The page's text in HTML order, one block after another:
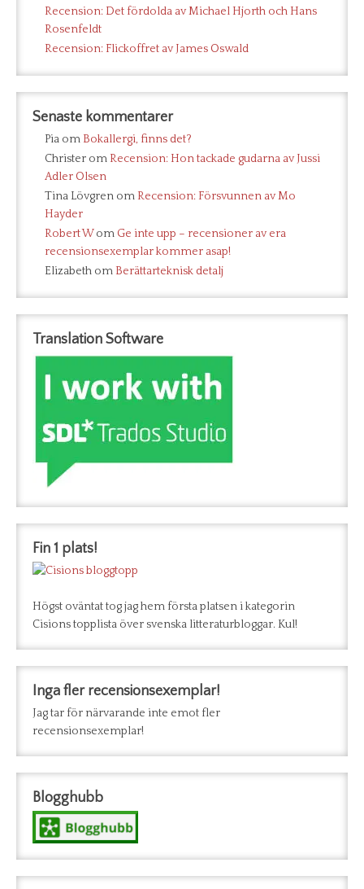
Recension: Det fördolda av Michael Hjorth och Hans
Rosenfeldt
Recension: Flickoffret av James Oswald
Senaste kommentarer
Pia om Bokallergi, finns det?
Christer om Recension: Hon tackade gudarna av Jussi
Adler Olsen
Tina Lövgren om Recension: Försvunnen av Mo
Hayder
Robert Wom Ge inte upp – recensioner av era
recensionsexemplar kommer asap!
Elizabeth om Berättarteknisk detalj
Translation Software
Fin 1 plats!
Högst oväntat tog jag hem första platsen i kategorin
Cisions topplista över svenska litteraturbloggar. Kul!
Inga fler recensionsexemplar!
Jag tar för närvarande inte emot fler
recensionsexemplar!
Blogghubb